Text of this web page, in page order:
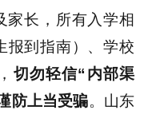
家长，所有入学相
报到指南）、学校
切勿轻信“内部渠
防上当受骗。山东